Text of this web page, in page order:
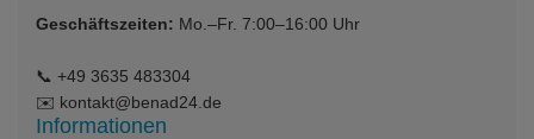
Geschäftszeiten: Mo.–Fr. 7:00–16:00 Uhr
📞 +49 3635 483304
✉️ kontakt@benad24.de
Informationen